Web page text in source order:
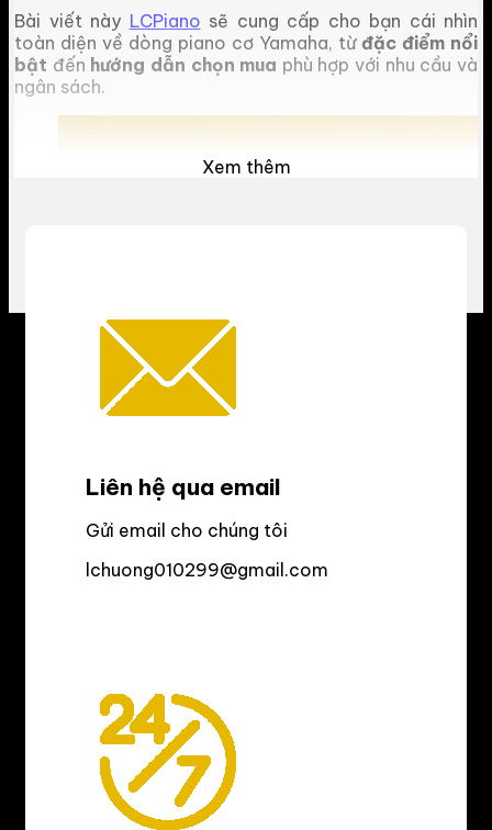
Bài viết này LCPiano sẽ cung cấp cho bạn cái nhìn
toàn diện về dòng piano cơ Yamaha, từ đặc điểm nổi
bật đến hướng dẫn chọn mua phù hợp với nhu cầu và
ngân sách.
Xem thêm
Liên hệ qua email
Gửi email cho chúng tôi
lchuong010299@gmail.com